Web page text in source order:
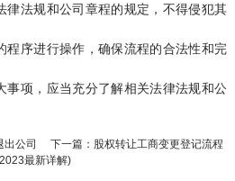
律法规和公司章程的规定，不得侵犯其
程序进行操作，确保流程的合法性和完
事项，应当充分了解相关法律法规和公
出公司 下一篇： 股权转让工商变更登记流程
最新详解)